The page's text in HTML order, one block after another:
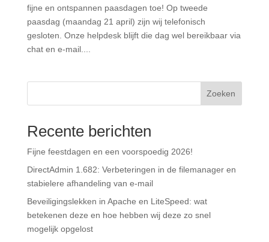
fijne en ontspannen paasdagen toe! Op tweede
paasdag (maandag 21 april) zijn wij telefonisch
gesloten. Onze helpdesk blijft die dag wel bereikbaar via
chat en e-mail....
Zoeken
Recente berichten
Fijne feestdagen en een voorspoedig 2026!
DirectAdmin 1.682: Verbeteringen in de filemanager en
stabielere afhandeling van e-mail
Beveiligingslekken in Apache en LiteSpeed: wat
betekenen deze en hoe hebben wij deze zo snel
mogelijk opgelost